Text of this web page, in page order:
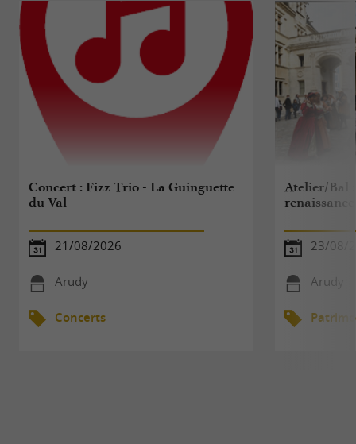
Concert : Fizz Trio - La Guinguette
du Val
21/08/2026
Arudy
Concerts
Atelier/Bal
23/08/
Arudy